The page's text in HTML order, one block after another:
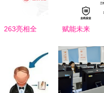
263亮相全
大会，以AI
技术拓展数
智化赋能边
赋能未来
务如何引领
企业数字化
转型